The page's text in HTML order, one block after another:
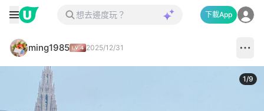
下載App
ming1985 2025/12/31
1/9